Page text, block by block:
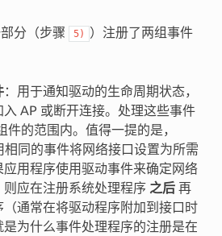
分（步骤 5)
）注册了两组事件
：用于通知驱动的生命周期状态，
AP 或断开连接。处理这些事件
件的范围内。值得一提的是，
相同的事件将网络接口设置为所需
用程序使用驱动事件来确定网络
应在注册系统处理程序 之后再
（通常在将驱动程序附加到接口时
为什么事件处理程序的注册是在